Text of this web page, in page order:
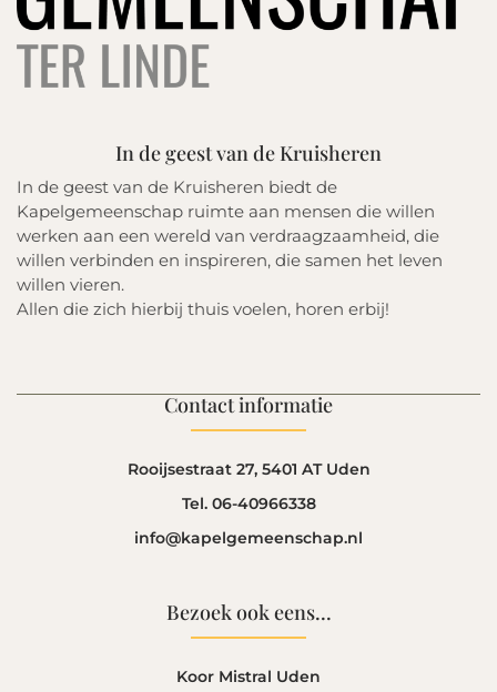
In de geest van de Kruisheren
In de geest van de Kruisheren biedt de
Kapelgemeenschap ruimte aan mensen die willen
werken aan een wereld van verdraagzaamheid, die
willen verbinden en inspireren, die samen het leven
willen vieren.
Allen die zich hierbij thuis voelen, horen erbij!
Contact informatie
Rooijsestraat 27, 5401 AT Uden
Tel. 06-40966338
info@kapelgemeenschap.nl
Bezoek ook eens...
Koor Mistral Uden